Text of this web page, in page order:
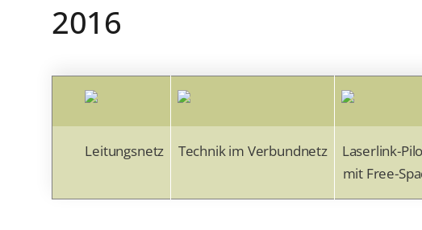
2016
Leitungsnetz Technik im Verbundnetz
Laserlink-
mit Free-